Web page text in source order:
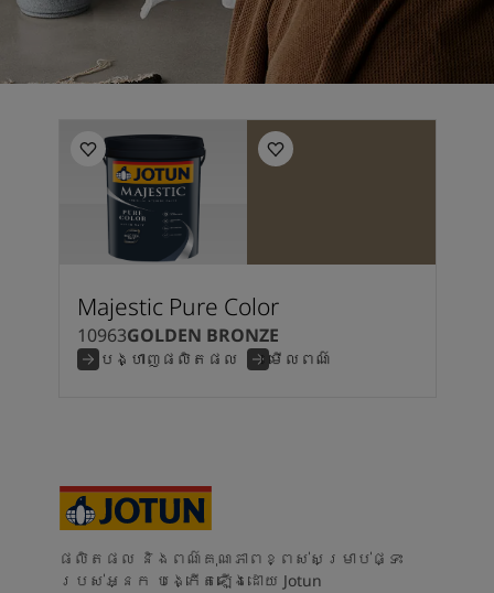
Majestic Pure Color
10963GOLDEN BRONZE
បង្ហាញផលិតផល មើលពណ៌
ផលិតផល និងពណ៌គុណភាពខ្ពស់សម្រាប់ផ្ទះ
របស់អ្នក បង្កើតឡើងដោយ Jotun